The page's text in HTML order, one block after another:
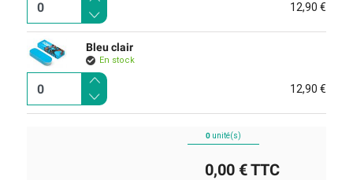
12,90 €
Bleu clair
En stock
12,90 €
0 unité(s)
0,00 €TTC